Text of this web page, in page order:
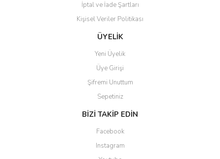
İptal ve İade Şartları
Kişisel Veriler Politikası
ÜYELİK
Yeni Üyelik
Üye Girişi
Şifremi Unuttum
Sepetiniz
BİZİ TAKİP EDİN
Facebook
Instagram